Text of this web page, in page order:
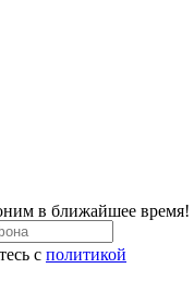
в ближайшее время!
с политикой